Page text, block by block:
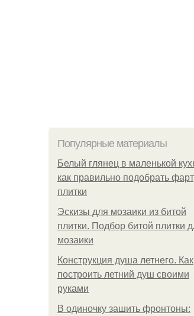
Популярные материалы
Белый глянец в маленькой
как правильно подобрать
плитки
Эскизы для мозаики из битой
плитки. Подбор битой плитки
мозаики
Конструкция душа летнего. Как
построить летний душ своими
руками
В одиночку зашить фронтоны: